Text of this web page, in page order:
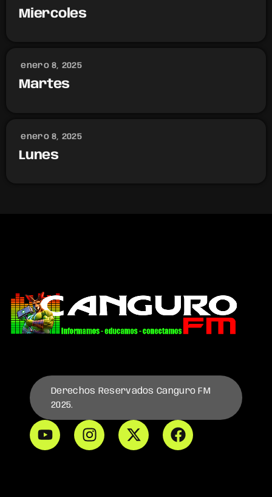
Miercoles
enero 8, 2025
Martes
enero 8, 2025
Lunes
Derechos Reservados Canguro FM
2025.